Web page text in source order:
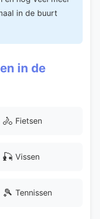
in de buurt
in de
🚴 Fietsen
🎣 Vissen
🎾 Tennissen